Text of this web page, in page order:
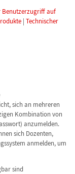
Benutzerzugriff auf
| Technischer
sich an mehreren
Kombination von
anzumelden.
sich Dozenten,
anmelden, um
sind